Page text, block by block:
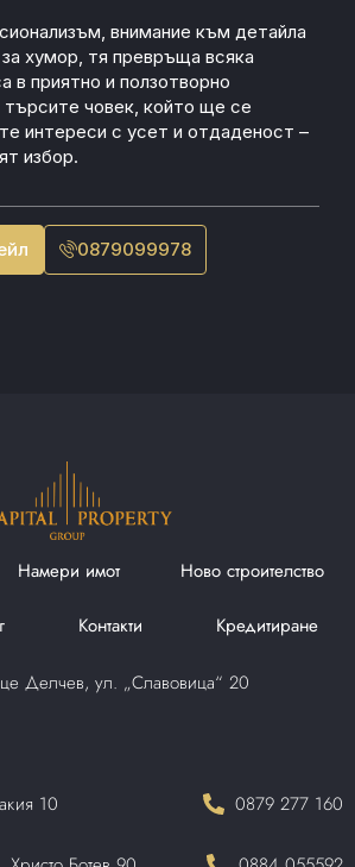
внимание към детайла
хумор, тя превръща всяка
в приятно и ползотворно
търсите човек, който ще се
интереси с усет и отдаденост –
избор.
0879099978
Намери имот Ново строителство
Контакти Кредитиране
Делчев, ул. „Славовица“ 20
10 0879 277 160